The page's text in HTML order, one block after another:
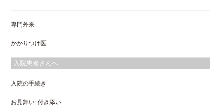
専門外来
かかりつけ医
入院患者さんへ
入院の手続き
お見舞い･付き添い